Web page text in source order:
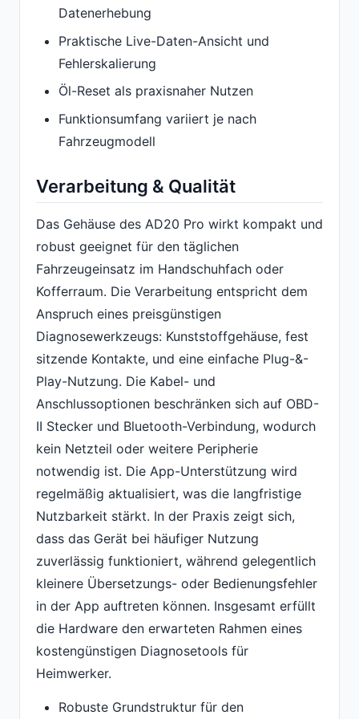
Datenerhebung
Praktische Live-Daten-Ansicht und
Fehlerskalierung
Öl-Reset als praxisnaher Nutzen
Funktionsumfang variiert je nach
Fahrzeugmodell
Verarbeitung & Qualität
Das Gehäuse des AD20 Pro wirkt kompakt und
robust geeignet für den täglichen
Fahrzeugeinsatz im Handschuhfach oder
Kofferraum. Die Verarbeitung entspricht dem
Anspruch eines preisgünstigen
Diagnosewerkzeugs: Kunststoffgehäuse, fest
sitzende Kontakte, und eine einfache Plug-&-
Play-Nutzung. Die Kabel- und
Anschlussoptionen beschränken sich auf OBD-
II Stecker und Bluetooth-Verbindung, wodurch
kein Netzteil oder weitere Peripherie
notwendig ist. Die App-Unterstützung wird
regelmäßig aktualisiert, was die langfristige
Nutzbarkeit stärkt. In der Praxis zeigt sich,
dass das Gerät bei häufiger Nutzung
zuverlässig funktioniert, während gelegentlich
kleinere Übersetzungs- oder Bedienungsfehler
in der App auftreten können. Insgesamt erfüllt
die Hardware den erwarteten Rahmen eines
kostengünstigen Diagnosetools für
Heimwerker.
Robuste Grundstruktur für den